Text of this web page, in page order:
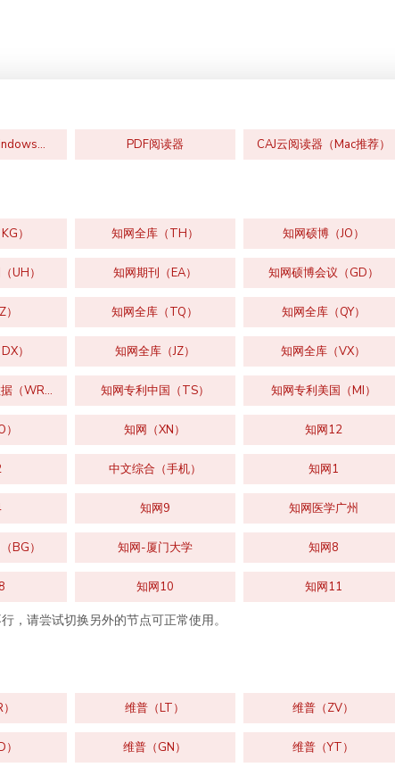
CAJ阅读器（Windows版） PDF阅读器 CAJ云阅读器（Mac推荐）
） 知网全库（TH） 知网硕博（JO）
UH） 知网期刊（EA） 知网硕博会议（GD）
知网全库（TQ） 知网全库（QY）
） 知网全库（JZ） 知网全库（VX）
知网知网统计数据（WR） 知网专利中国（TS） 知网专利美国（MI）
知网（XN） 知网12
中文综合（手机） 知网1
知网9 知网医学广州
BG） 知网-厦门大学 知网8
知网10 知网11
，请尝试切换另外的节点可正常使用。
维普（LT） 维普（ZV）
维普（GN） 维普（YT）